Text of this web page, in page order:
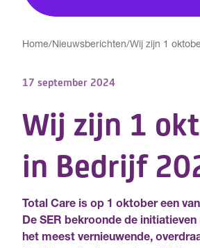
Home/Nieuwsberichten/Wij zijn 1
17 september 2024
Wij zijn 1
in Bedrijf
Total Care is op 1 oktober een
De SER bekroonde de
het meest vernieuwende,